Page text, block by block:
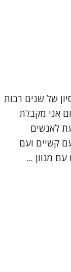
של שנים רבות
אני מקבלת
לאנשים
קשיים ועם
מגוון ...